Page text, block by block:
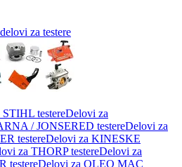
za testere
testereDelovi za
/ JONSERED testereDelovi za
testereDelovi za KINESKE
za THORP testereDelovi za
testereDelovi za OLEO MAC